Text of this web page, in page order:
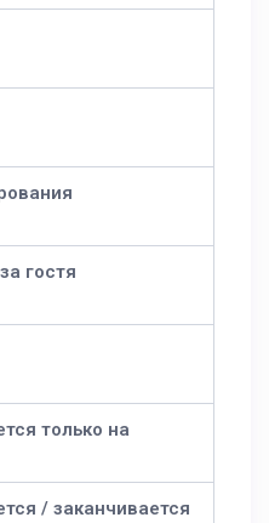
гостя
только на
/ заканчивается